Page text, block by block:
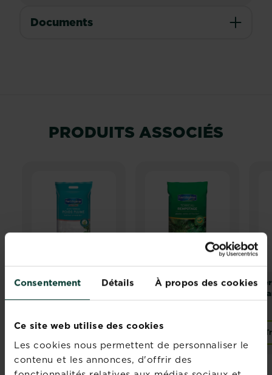
Consentement Détails À propos des cookies
Ce site web utilise des cookies
Les cookies nous permettent de personnaliser le
contenu et les annonces, d'offrir des
Documents
PRODUITS ASSOCIÉS
Mon terreau poids
extérieur
Trouver un magasin
Fertiligène terreau
vertes et fleuries
Fertiligène terreau